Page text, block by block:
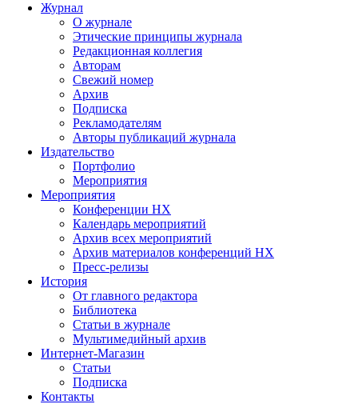
Журнал
О журнале
Этические принципы журнала
Редакционная коллегия
Авторам
Свежий номер
Архив
Подписка
Рекламодателям
Авторы публикаций журнала
Издательство
Портфолио
Мероприятия
Мероприятия
Конференции НХ
Календарь мероприятий
Архив всех мероприятий
Архив материалов конференций НХ
Пресс-релизы
История
От главного редактора
Библиотека
Статьи в журнале
Мультимедийный архив
Интернет-Магазин
Статьи
Подписка
Контакты